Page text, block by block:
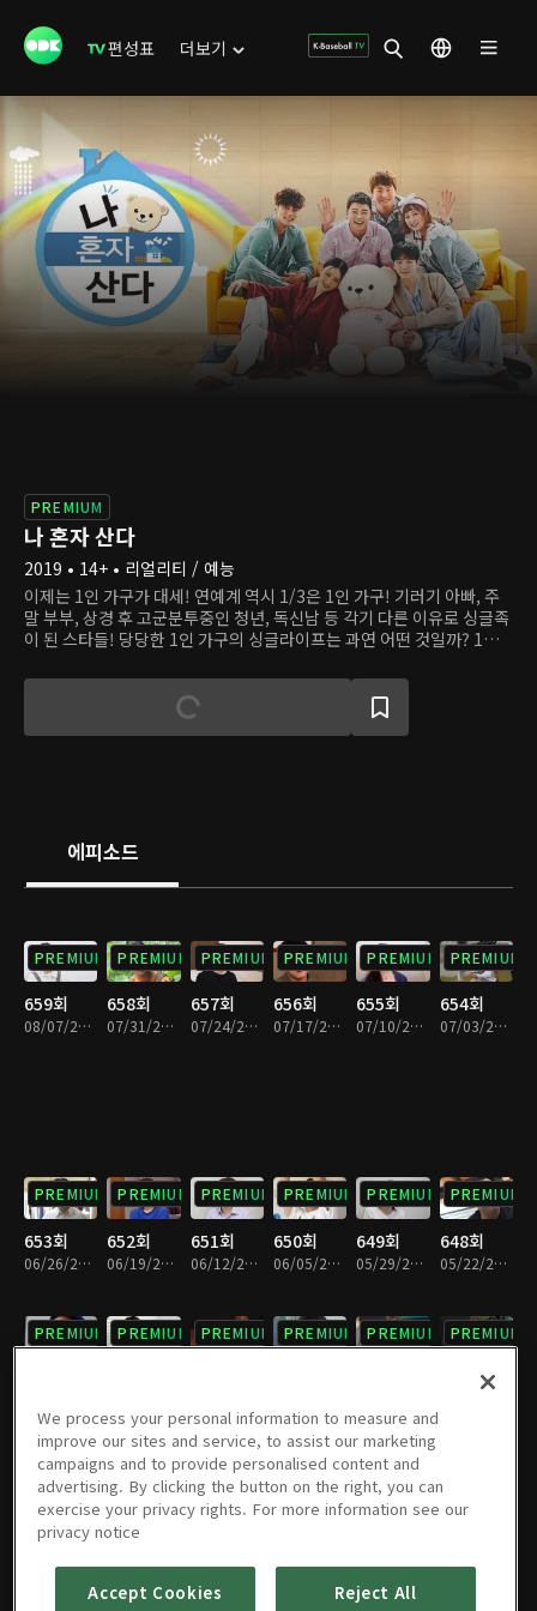
편성표 더보기
PREMIUM
나 혼자 산다
2019 • 14+ • 리얼리티 / 예능
이제는 1인 가구가 대세! 연예계 역시 1/3은 1인 가구! 기러기 아빠, 주
말 부부, 상경 후 고군분투중인 청년, 독신남 등 각기 다른 이유로 싱글족
이 된 스타들! 당당한 1인 가구의 싱글라이프는 과연 어떤 것일까? 1인
해본다. 그들의 일상을 다큐멘터리 기법으로 촬영, 싱글 라이프에 대한
진솔한 모습, 지혜로운 삶의 노하우, 혼자 사는 삶에 대한 철학 등을 허심
탄회한 스토리로 이어나간다.
에피소드
PREMIUM
659회
08/07/2026 • 1시간 30분
PREMIUM
658회
07/31/2026 • 1시간 28분
PREMIUM
657회
07/24/2026 • 1시간 28분
PREMIUM
656회
07/17/2026 • 1시간 28분
PREMIUM
655회
07/10/2026 • 1시간 29분
PREMIUM
654회
07/03/2026 • 1시간 29분
PREMIUM
653회
06/26/2026 • 1시간 29분
PREMIUM
652회
06/19/2026 • 1시간 26분
PREMIUM
651회
06/12/2026 • 1시간 30분
PREMIUM
650회
06/05/2026 • 1시간 27분
PREMIUM
649회
05/29/2026 • 1시간 29분
PREMIUM
648회
05/22/2026 • 1시간 28분
PREMIUM PREMIUM PREMIUM PREMIUM PREMIUM PREMIUM
642회
PREMIUM
641회
04/03/2026 • 1시간 29분
PREMIUM
640회
PREMIUM
639회
PREMIUM
638회
PREMIUM
637회 636회
We process your personal information to measure and
improve our sites and service, to assist our marketing
campaigns and to provide personalised content and
advertising. By clicking the button on the right, you can
exercise your privacy rights. For more information see our
privacy notice
Accept Cookies Reject All